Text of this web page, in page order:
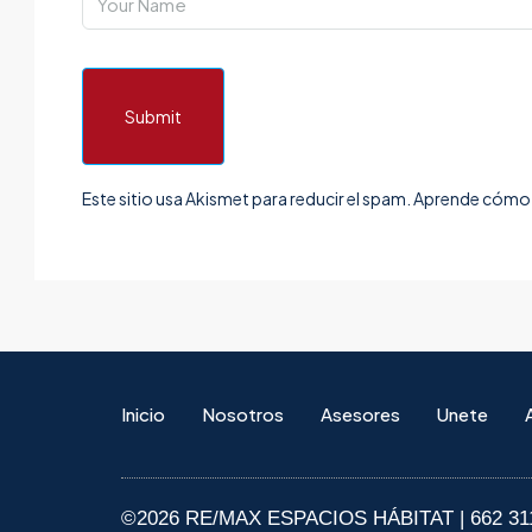
Submit
Este sitio usa Akismet para reducir el spam. Aprende
Inicio Nosotros Asesores Unete
©2026 RE/MAX ESPACIOS HÁBITAT | 662